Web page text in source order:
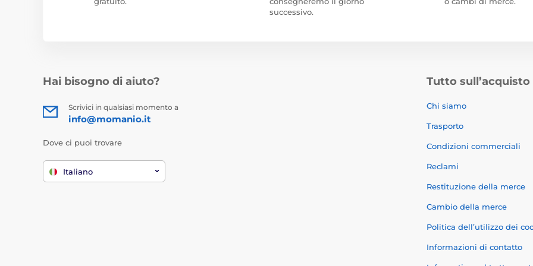
successivo.
Hai bisogno di aiuto?
Scrivici in qualsiasi momento a
info@momanio.it
Dove ci puoi trovare
Italiano
Tutto sull’acquisto
Chi siamo
Trasporto
Condizioni commerciali
Reclami
Restituzione della merce
Cambio della merce
Politica dell’utilizzo dei
Informazioni di contatto